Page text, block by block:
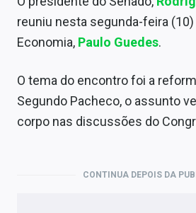
reuniu nesta segunda-feira
Economia, Paulo Guedes.
O tema do encontro foi a
Segundo Pacheco, o assunto
corpo nas discussões do
CONTINUA DEPOIS DA